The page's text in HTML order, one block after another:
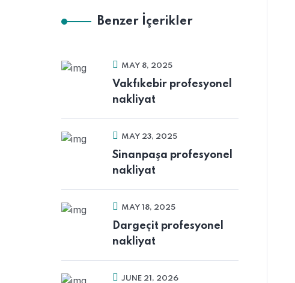
Benzer İçerikler
MAY 8, 2025
Vakfıkebir profesyonel
nakliyat
MAY 23, 2025
Sinanpaşa profesyonel
nakliyat
MAY 18, 2025
Dargeçit profesyonel
nakliyat
JUNE 21, 2026